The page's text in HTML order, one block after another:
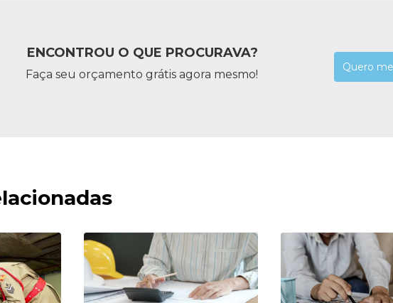
ENCONTROU O QUE PROCURAVA?
Faça seu orçamento grátis agora mesmo!
Quero